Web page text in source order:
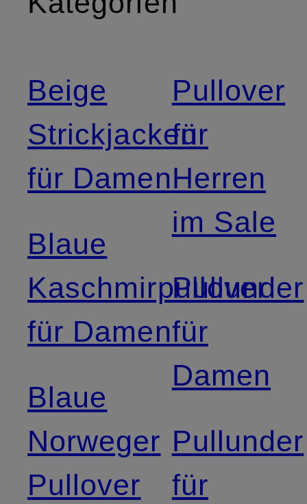
Beige
Strickjacken
für Damen
Blaue
Kaschmirpullover
für Damen
Blaue
Norweger
Pullover
Pullover
für
Herren
im Sale
Pullunder
für
Damen
Pullunder
für